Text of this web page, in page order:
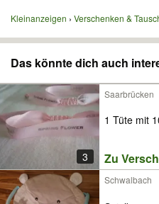
Kleinanzeigen Verschenken &
Das könnte dich auch
3
Saarbrücken
1 Tüte mit
Zu
Schwalbach